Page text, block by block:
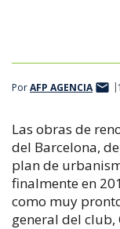
PorAFP AGENCIA
Las obras de
del Barcelona,
plan de
finalmente en
como muy
general del club,